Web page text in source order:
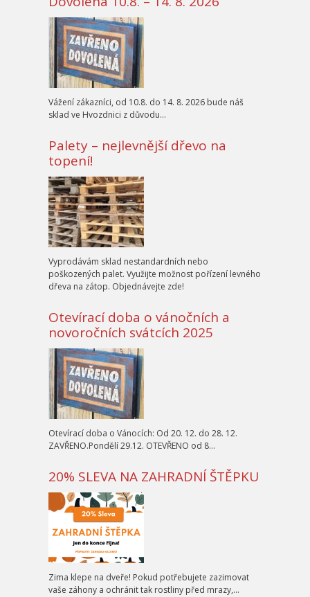
Vážení zákazníci, od 10.8. do 14. 8. 2026 bude náš
sklad ve Hvozdnici z důvodu…
Palety – nejlevnější dřevo na
topení!
Vyprodávám sklad nestandardních nebo
poškozených palet. Využijte možnost pořízení levného
dřeva na zátop. Objednávejte zde!
Otevírací doba o vánočních a
novoročních svátcích 2025
Otevírací doba o Vánocích: Od 20. 12. do 28. 12.
ZAVŘENO.Pondělí 29.12. OTEVŘENO od 8…
20% SLEVA NA ZAHRADNÍ ŠTĚPKU
Zima klepe na dveře! Pokud potřebujete zazimovat
vaše záhony a ochránit tak rostliny před mrazy,…